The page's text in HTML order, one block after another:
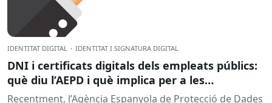
IDENTITAT DIGITAL · IDENTITAT I SIGNATURA DIGITAL
DNI i certificats digitals dels empleats públics:
què diu l’AEPD i què implica per a les
administracions?
Recentment, l’Agència Espanyola de Protecció de Dades